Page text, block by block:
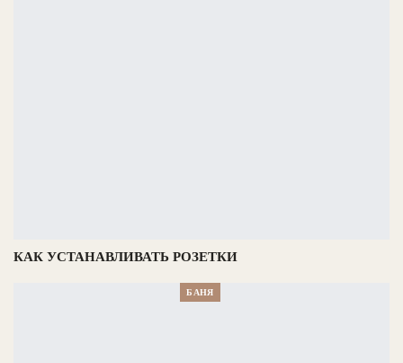
КАК УСТАНАВЛИВАТЬ РОЗЕТКИ
БАНЯ